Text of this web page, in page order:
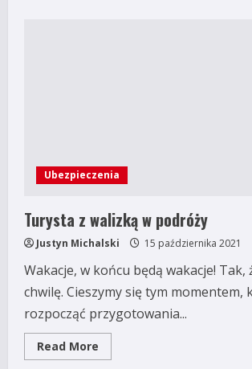
Ubezpieczenia
Turysta z walizką w podróży
Justyn Michalski 15 października 2021
Wakacje, w końcu będą wakacje! Tak,
chwilę. Cieszymy się tym momentem,
rozpocząć przygotowania...
Read More
more